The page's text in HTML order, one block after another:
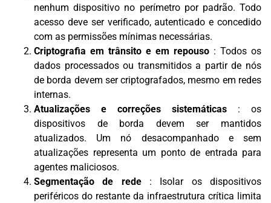
nenhum dispositivo no perímetro por padrão. Todo
acesso deve ser verificado, autenticado e concedido
com as permissões mínimas necessárias.
Criptografia em trânsito e em repouso : Todos os
dados processados ​​ou transmitidos a partir de nós
de borda devem ser criptografados, mesmo em redes
internas.
Atualizações e correções sistemáticas : os
dispositivos de borda devem ser mantidos
atualizados. Um nó desacompanhado e sem
atualizações representa um ponto de entrada para
agentes maliciosos.
Segmentação de rede: Isolar os dispositivos
periféricos do restante da infraestrutura crítica limita